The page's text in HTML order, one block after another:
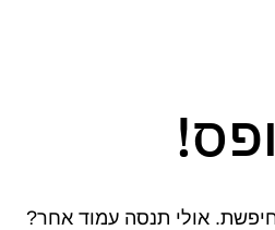
אולי תנסה עמוד אחר?